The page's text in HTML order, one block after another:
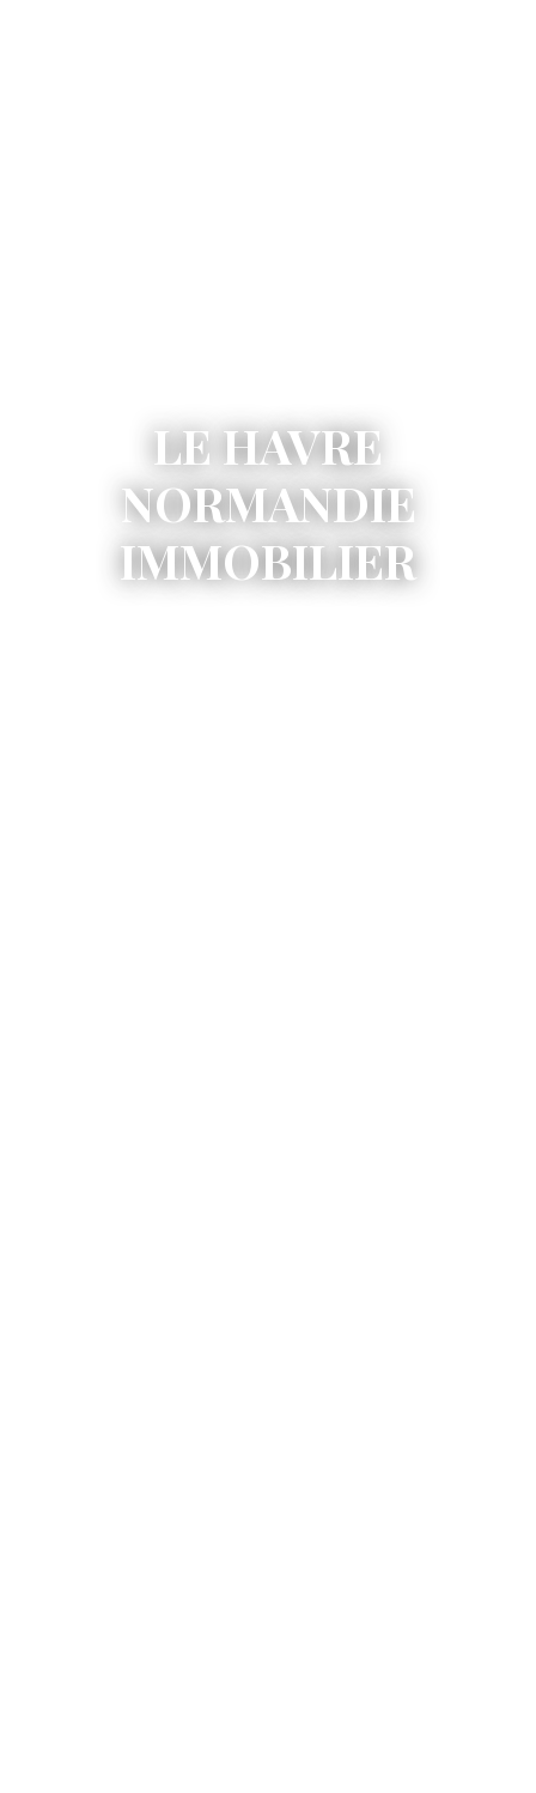
LE HAVRE
NORMANDIE
IMMOBILIER